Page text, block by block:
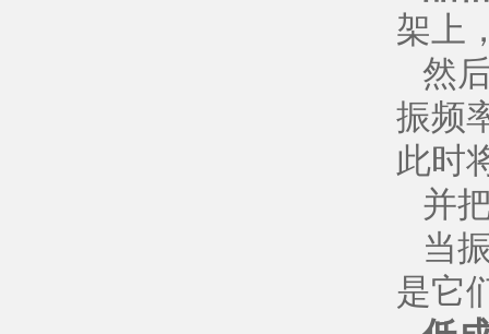
架上
然
振频
此时
并
当
是它